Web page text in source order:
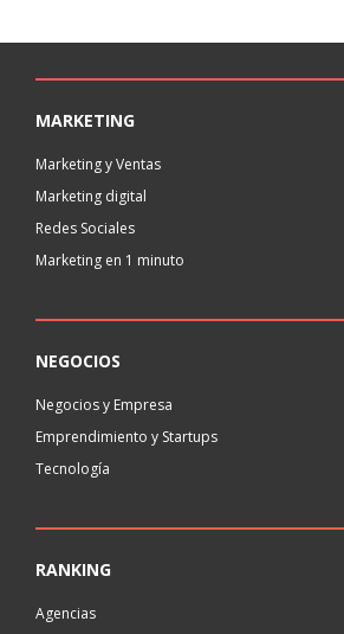
MARKETING
Marketing y Ventas
Marketing digital
Redes Sociales
Marketing en 1 minuto
NEGOCIOS
Negocios y Empresa
Emprendimiento y Startups
Tecnología
RANKING
Agencias